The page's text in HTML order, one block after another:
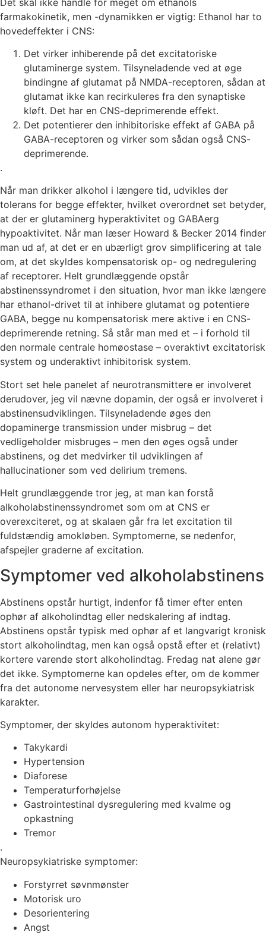
farmakokinetik, men -dynamikken er vigtig: Ethanol har to
hovedeffekter i CNS:
Det virker inhiberende på det excitatoriske
glutaminerge system. Tilsyneladende ved at øge
bindingne af glutamat på NMDA-receptoren, sådan at
glutamat ikke kan recirkuleres fra den synaptiske
kløft. Det har en CNS-deprimerende effekt.
Det potentierer den inhibitoriske effekt af GABA på
GABA-receptoren og virker som sådan også CNS-
deprimerende.
.
Når man drikker alkohol i længere tid, udvikles der
tolerans for begge effekter, hvilket overordnet set betyder,
at der er glutaminerg hyperaktivitet og GABAerg
hypoaktivitet. Når man læser Howard & Becker 2014 finder
man ud af, at det er en ubærligt grov simplificering at tale
om, at det skyldes kompensatorisk op- og nedregulering
af receptorer. Helt grundlæggende opstår
abstinenssyndromet i den situation, hvor man ikke længere
har ethanol-drivet til at inhibere glutamat og potentiere
GABA, begge nu kompensatorisk mere aktive i en CNS-
deprimerende retning. Så står man med et – i forhold til
den normale centrale homøostase – overaktivt excitatorisk
system og underaktivt inhibitorisk system.
Stort set hele panelet af neurotransmittere er involveret
derudover, jeg vil nævne dopamin, der også er involveret i
abstinensudviklingen. Tilsyneladende øges den
dopaminerge transmission under misbrug – det
vedligeholder misbruges – men den øges også under
abstinens, og det medvirker til udviklingen af
hallucinationer som ved delirium tremens.
Helt grundlæggende tror jeg, at man kan forstå
alkoholabstinenssyndromet som om at CNS er
overexciteret, og at skalaen går fra let excitation til
fuldstændig amokløben. Symptomerne, se nedenfor,
afspejler graderne af excitation.
Symptomer ved alkoholabstinens
Abstinens opstår hurtigt, indenfor få timer efter enten
ophør af alkoholindtag eller nedskalering af indtag.
Abstinens opstår typisk med ophør af et langvarigt kronisk
stort alkoholindtag, men kan også opstå efter et (relativt)
kortere varende stort alkoholindtag. Fredag nat alene gør
det ikke. Symptomerne kan opdeles efter, om de kommer
fra det autonome nervesystem eller har neuropsykiatrisk
karakter.
Symptomer, der skyldes autonom hyperaktivitet:
Takykardi
Hypertension
Diaforese
Temperaturforhøjelse
Gastrointestinal dysregulering med kvalme og
opkastning
Tremor
.
Neuropsykiatriske symptomer:
Forstyrret søvnmønster
Motorisk uro
Desorientering
Angst